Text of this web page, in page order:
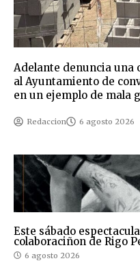
Adelante denuncia una
al Ayuntamiento de
en un ejemplo de mala
Redaccion 6 agosto 2026
Este sábado
colaboraciñon de Rigo
6 agosto 2026